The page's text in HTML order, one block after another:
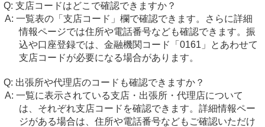
支店コードはどこで確認できますか？
一覧表の「支店コード」欄で確認できます。さらに詳細
情報ページでは住所や電話番号なども確認できます。振
込や口座登録では、金融機関コード「0161」とあわせて
支店コードが必要になる場合があります。
出張所や代理店のコードも確認できますか？
一覧に表示されている支店・出張所・代理店について
は、それぞれ支店コードを確認できます。詳細情報ペー
ジがある場合は、住所や電話番号などもご確認いただけ